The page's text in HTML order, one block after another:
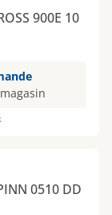
900E 10
0510 DD